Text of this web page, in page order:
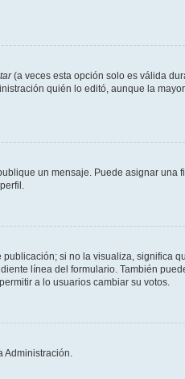
(a veces esta opción solo es válida
quién lo editó, aunque la
un mensaje. Puede asignar una
si no la visualiza, significa
línea del formulario. También
a lo usuarios cambiar su votos.
Administración.